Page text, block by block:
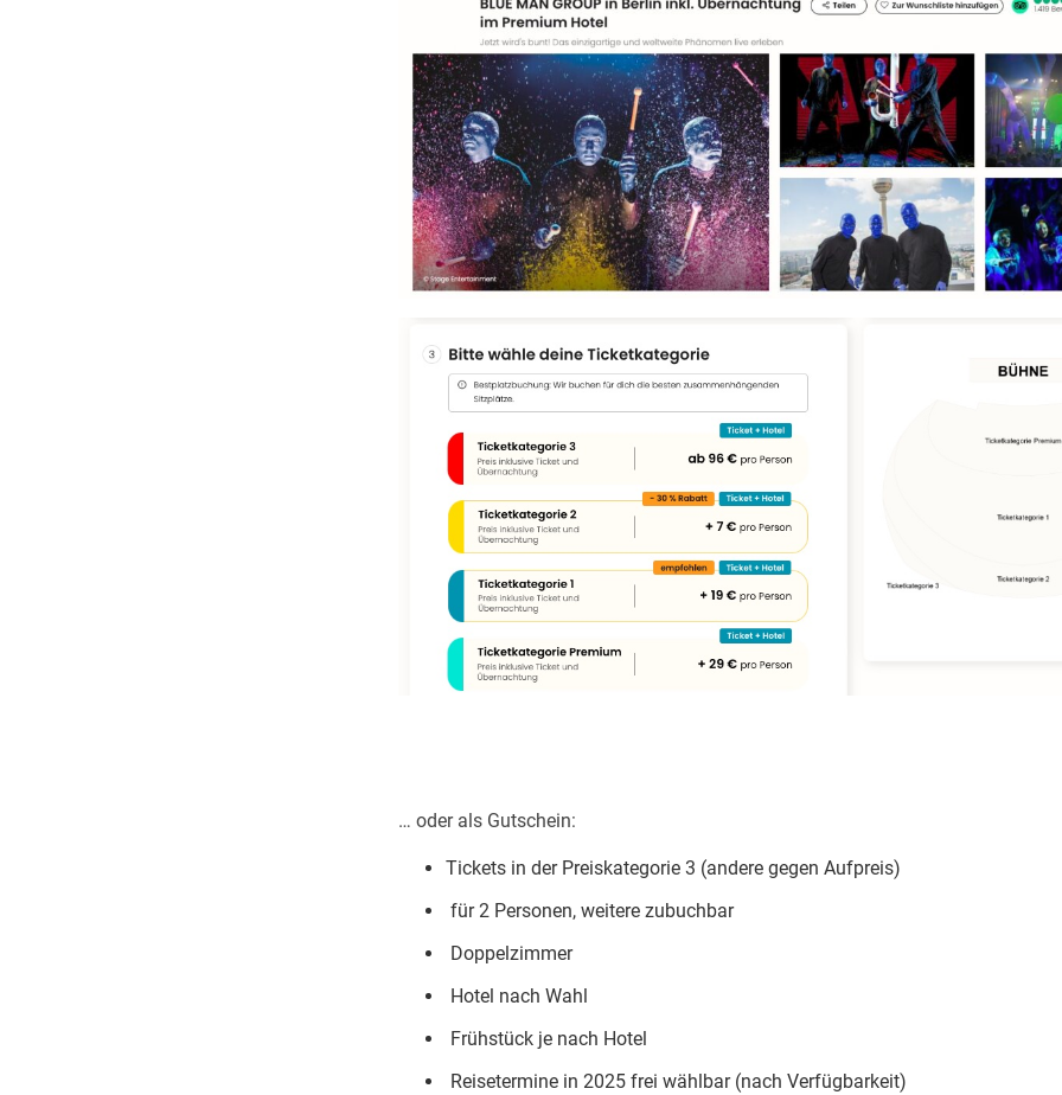
… oder als Gutschein:
Tickets in der Preiskategorie 3 (andere gegen Aufpreis)
für 2 Personen, weitere zubuchbar
Doppelzimmer
Hotel nach Wahl
Frühstück je nach Hotel
Reisetermine in 2025 frei wählbar (nach Verfügbarkeit)